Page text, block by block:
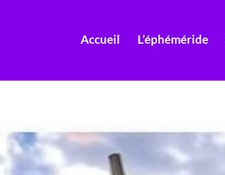
Accueil L’éphéméride